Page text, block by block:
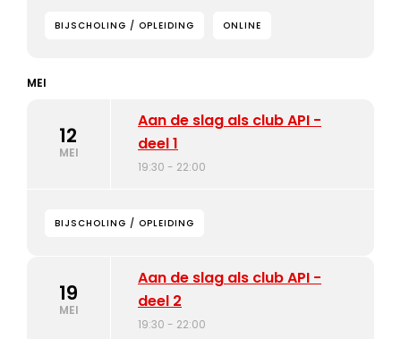
BIJSCHOLING / OPLEIDING ONLINE
MEI
12
MEI
Aan de slag als club API -
deel 1
19:30 - 22:00
BIJSCHOLING / OPLEIDING
19
MEI
Aan de slag als club API -
deel 2
19:30 - 22:00